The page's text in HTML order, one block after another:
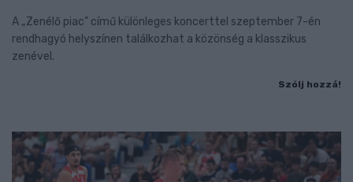
A „Zenélő piac” című különleges koncerttel szeptember 7-én
rendhagyó helyszínen találkozhat a közönség a klasszikus
zenével.
Szólj hozzá!